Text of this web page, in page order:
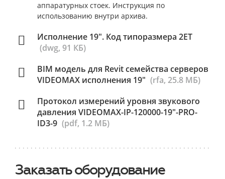
аппаратурных стоек. Инструкция по
использованию внутри архива.
Исполнение 19". Код типоразмера 2ET
(dwg, 91 КБ)
BIM модель для Revit семейства серверов
VIDEOMAX исполнения 19" (rfa, 25.8 МБ)
Протокол измерений уровня звукового
давления VIDEOMAX-IP-120000-19"-PRO-
ID3-9 (pdf, 1.2 МБ)
Заказать оборудование